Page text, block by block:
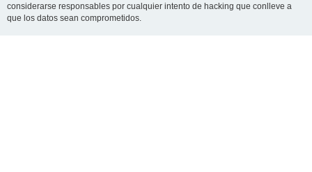
considerarse responsables por cualquier intento de hacking que conlleve a
que los datos sean comprometidos.